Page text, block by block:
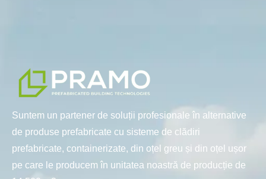
Suntem un partener de soluții profesionale în alternative
de produse prefabricate cu sisteme de clădiri
prefabricate, containerizate, din oțel greu și din oțel ușor
pe care le producem în unitatea noastră de producție de